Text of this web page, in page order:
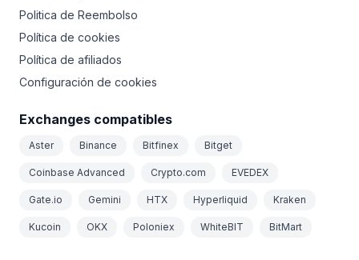
Politica de Reembolso
Política de cookies
Política de afiliados
Configuración de cookies
Exchanges compatibles
Aster Binance Bitfinex Bitget
Coinbase Advanced Crypto.com EVEDEX
Gate.io Gemini HTX Hyperliquid Kraken
Kucoin OKX Poloniex WhiteBIT BitMart